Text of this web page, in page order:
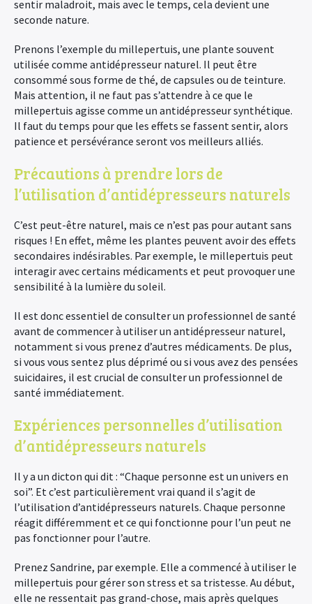
sentir maladroit, mais avec le temps, cela devient une
seconde nature.
Prenons l’exemple du millepertuis, une plante souvent
utilisée comme antidépresseur naturel. Il peut être
consommé sous forme de thé, de capsules ou de teinture.
Mais attention, il ne faut pas s’attendre à ce que le
millepertuis agisse comme un antidépresseur synthétique.
Il faut du temps pour que les effets se fassent sentir, alors
patience et persévérance seront vos meilleurs alliés.
Précautions à prendre lors de
l’utilisation d’antidépresseurs naturels
C’est peut-être naturel, mais ce n’est pas pour autant sans
risques ! En effet, même les plantes peuvent avoir des effets
secondaires indésirables. Par exemple, le millepertuis peut
interagir avec certains médicaments et peut provoquer une
sensibilité à la lumière du soleil.
Il est donc essentiel de consulter un professionnel de santé
avant de commencer à utiliser un antidépresseur naturel,
notamment si vous prenez d’autres médicaments. De plus,
si vous vous sentez plus déprimé ou si vous avez des pensées
suicidaires, il est crucial de consulter un professionnel de
santé immédiatement.
Expériences personnelles d’utilisation
d’antidépresseurs naturels
Il y a un dicton qui dit : “Chaque personne est un univers en
soi”. Et c’est particulièrement vrai quand il s’agit de
l’utilisation d’antidépresseurs naturels. Chaque personne
réagit différemment et ce qui fonctionne pour l’un peut ne
pas fonctionner pour l’autre.
Prenez Sandrine, par exemple. Elle a commencé à utiliser le
millepertuis pour gérer son stress et sa tristesse. Au début,
elle ne ressentait pas grand-chose, mais après quelques